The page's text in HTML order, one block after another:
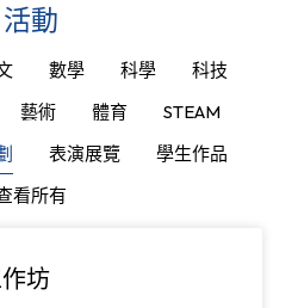
活動
看所有
藝術
數學
表演展覽
體育
科學
STEAM
學生作品
科技
坊